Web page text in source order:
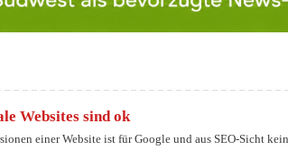
Websites sind ok
einer Website ist für Google und aus SEO-Sicht